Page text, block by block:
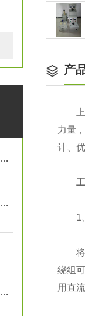
互感器耐压试验装置几种不同的组成结构
交流耐压试验和直流耐压试验分别适用于哪些设备
现场工频耐压试验过程中的注意事项有哪些
产
上海
力量
计、
1、
将工
绕组
用直